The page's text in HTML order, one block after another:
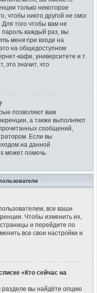
только некоторое
чтобы никто другой не смог
того чтобы вам не
пароль каждый раз, вы
меня при входе на
на общедоступном
кафе, университете и т.
это значит, что
позволяют вам
а также выполняют
сообщений,
Если вы
на данной
может помочь.
все ваши
Чтобы изменить их,
и перейдите по
все свои настройки и
«Кто сейчас на
разделе вы найдёте опцию